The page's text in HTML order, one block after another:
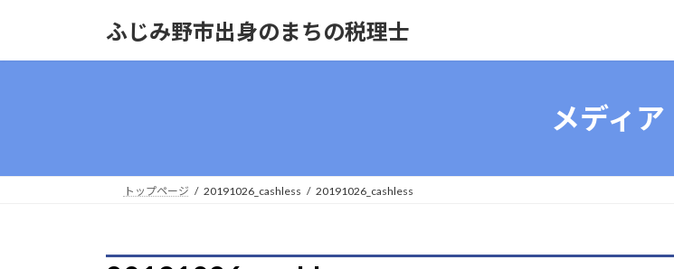
ふじみ野市出身のまちの税理士
メディア
トップページ 20191026_cashless 20191026_cashless